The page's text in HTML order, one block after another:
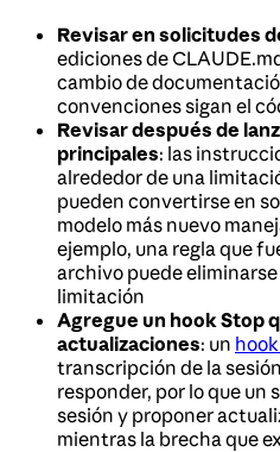
Revisar en solicitudes
ediciones de
cambio de
convenciones sigan el
Revisar después de
principales: las
alrededor de una
pueden convertirse en
modelo más nuevo
ejemplo, una regla que
archivo puede eliminarse
limitación
Agregue un hook Stop
actualizaciones: un hook
transcripción de la
responder, por lo que un
sesión y proponer
mientras la brecha que